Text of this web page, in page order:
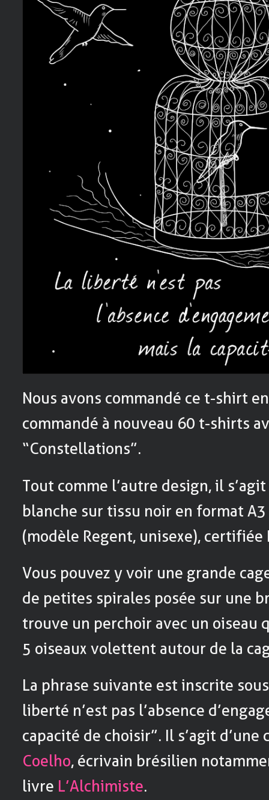
Nous avons commandé ce t-shirt
commandé à nouveau 60 t-shirts
“Constellations”.
Tout comme l’autre design, il
blanche sur tissu noir en format
(modèle Regent, unisexe), certifiée
Vous pouvez y voir une grande
de petites spirales posée sur une
trouve un perchoir avec un oiseau
5 oiseaux volettent autour de la
La phrase suivante est inscrite
liberté n’est pas l’absence
capacité de choisir”. Il s’agit
Coelho, écrivain brésilien
livre L’Alchimiste.